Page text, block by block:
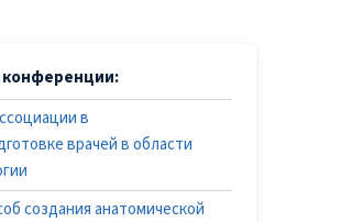
конференции:
в
врачей в области
создания анатомической